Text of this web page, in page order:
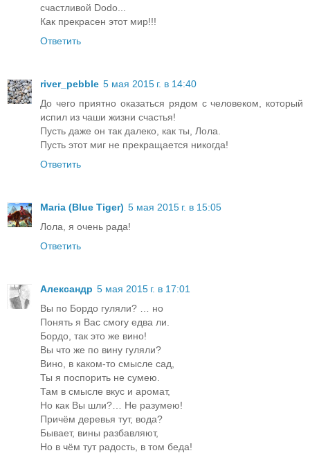
счастливой Dodo...
Как прекрасен этот мир!!!
Ответить
river_pebble 5 мая 2015 г. в 14:40
До чего приятно оказаться рядом с человеком, который
испил из чаши жизни счастья!
Пусть даже он так далеко, как ты, Лола.
Пусть этот миг не прекращается никогда!
Ответить
Maria (Blue Tiger) 5 мая 2015 г. в 15:05
Лола, я очень рада!
Ответить
Александр 5 мая 2015 г. в 17:01
Вы по Бордо гуляли? … но
Понять я Вас смогу едва ли.
Бордо, так это же вино!
Вы что же по вину гуляли?
Вино, в каком-то смысле сад,
Ты я поспорить не сумею.
Там в смысле вкус и аромат,
Но как Вы шли?… Не разумею!
Причём деревья тут, вода?
Бывает, вины разбавляют,
Но в чём тут радость, в том беда!